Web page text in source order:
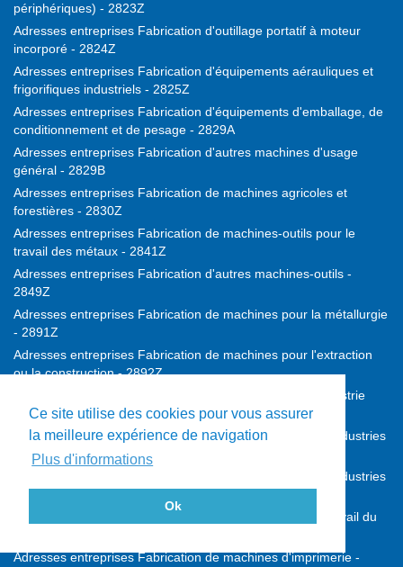
Ce site utilise des cookies pour vous assurer
la meilleure expérience de navigation
Plus d'informations
Ok
périphériques) - 2823Z
Adresses entreprises Fabrication d'outillage portatif à moteur
incorporé - 2824Z
Adresses entreprises Fabrication d'équipements aérauliques et
frigorifiques industriels - 2825Z
Adresses entreprises Fabrication d'équipements d'emballage, de
conditionnement et de pesage - 2829A
Adresses entreprises Fabrication d'autres machines d'usage
général - 2829B
Adresses entreprises Fabrication de machines agricoles et
forestières - 2830Z
Adresses entreprises Fabrication de machines-outils pour le
travail des métaux - 2841Z
Adresses entreprises Fabrication d'autres machines-outils -
2849Z
Adresses entreprises Fabrication de machines pour la métallurgie
- 2891Z
Adresses entreprises Fabrication de machines pour l'extraction
ou la construction - 2892Z
Adresses entreprises Fabrication de machines pour l'industrie
agro-alimentaire - 2893Z
Adresses entreprises Fabrication de machines pour les industries
textiles - 2894Z
Adresses entreprises Fabrication de machines pour les industries
Adresses entreprises Fabrication de machines pour le travail du
Adresses entreprises Fabrication de machines d'imprimerie -